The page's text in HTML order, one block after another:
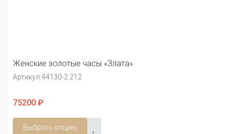
Женские золотые часы «Злата»
Артикул:44130-2.212
75200 ₽
Выбрать опцию